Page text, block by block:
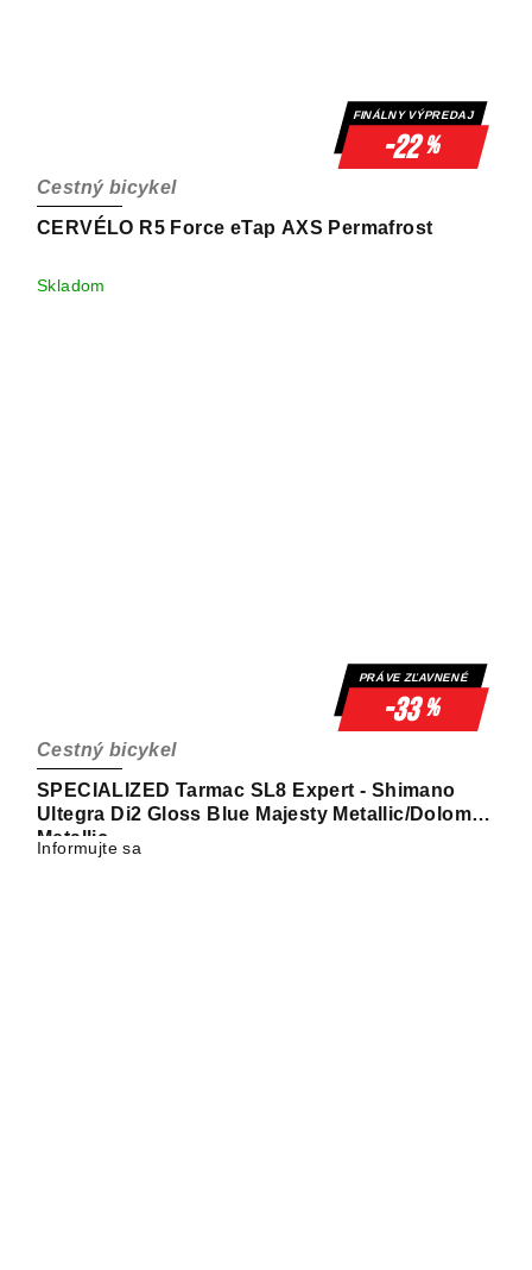
FINÁLNY VÝPREDAJ
-22%
CERVÉLO R5 Force eTap AXS Permafrost
Cestný bicykel
Skladom
PRÁVE ZĽAVNENÉ
-33%
SPECIALIZED Tarmac SL8 Expert - Shimano
Ultegra Di2 Gloss Blue Majesty Metallic/Dolomite
Metallic
Cestný bicykel
Informujte sa